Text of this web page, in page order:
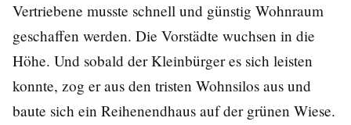
Vertriebene musste schnell und günstig Wohnraum
geschaffen werden. Die Vorstädte wuchsen in die
Höhe. Und sobald der Kleinbürger es sich leisten
konnte, zog er aus den tristen Wohnsilos aus und
baute sich ein Reihenendhaus auf der grünen Wiese.